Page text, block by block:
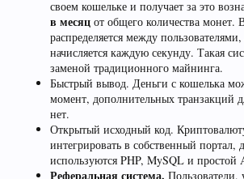
своем кошельке и получает за это
в месяц от общего количества монет.
распределяется между
начисляется каждую секунду. Такая
заменой традиционного майнинга.
Быстрый вывод. Деньги с кошелька
момент, дополнительных транзакций
нет.
Открытый исходный код.
интегрировать в собственный портал,
используются PHP, MySQL и простой
Реферальная система.